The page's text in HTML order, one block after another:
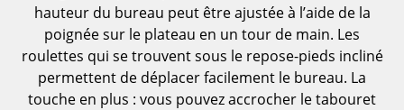
... voir toutes les tables
Rangements
Étagères & Armoires
hauteur du bureau peut être ajustée à l’aide de la
poignée sur le plateau en un tour de main. Les
roulettes qui se trouvent sous le repose-pieds incliné
permettent de déplacer facilement le bureau. La
touche en plus : vous pouvez accrocher le tabouret